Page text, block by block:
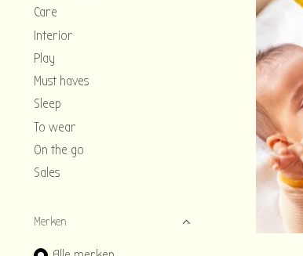
Care
Interior
Play
Must haves
Sleep
To wear
On the go
Sales
Merken